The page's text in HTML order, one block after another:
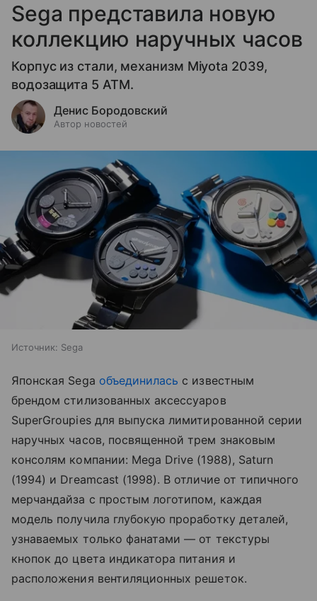
Sega представила новую
коллекцию наручных часов
Корпус из стали, механизм Miyota 2039,
водозащита 5 ATM.
Денис Бородовский
Автор новостей
Источник: Sega
Японская Sega объединилась с известным
брендом стилизованных аксессуаров
SuperGroupies для выпуска лимитированной серии
наручных часов, посвященной трем знаковым
консолям компании: Mega Drive (1988), Saturn
(1994) и Dreamcast (1998). В отличие от типичного
мерчандайза с простым логотипом, каждая
модель получила глубокую проработку деталей,
узнаваемых только фанатами — от текстуры
кнопок до цвета индикатора питания и
расположения вентиляционных решеток.